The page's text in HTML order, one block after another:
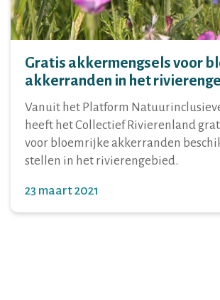
Gratis akkermengsels voor
akkerranden in het
Vanuit het Platform
heeft het Collectief Rivierenland
voor bloemrijke akkerranden
stellen in het rivierengebied.
23 maart 2021